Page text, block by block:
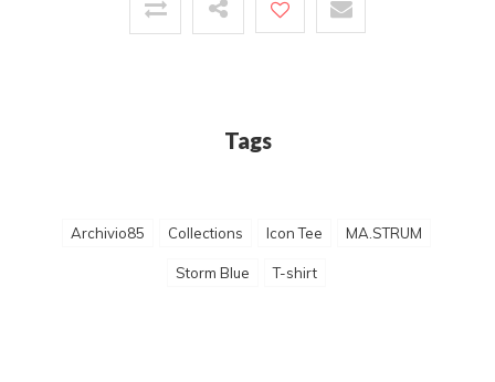
Tags
Archivio85 Collections Icon Tee MA.STRUM
Storm Blue T-shirt